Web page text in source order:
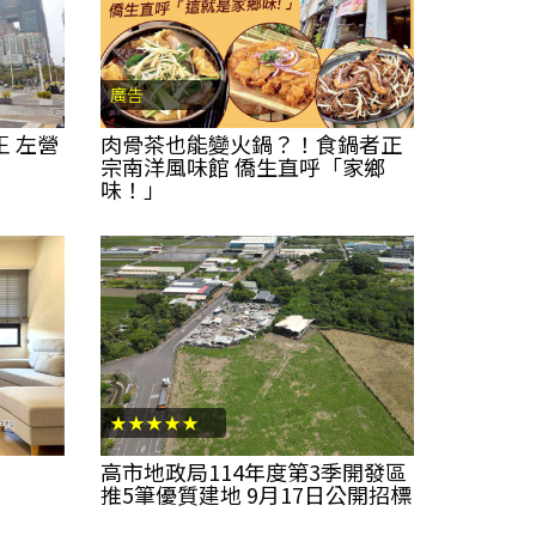
左營
廣告
肉骨茶也能變火鍋？！食鍋者正
宗南洋風味館 僑生直呼「家鄉
味！」
★★★★★
高市地政局114年度第3季開發區
推5筆優質建地 9月17日公開招標